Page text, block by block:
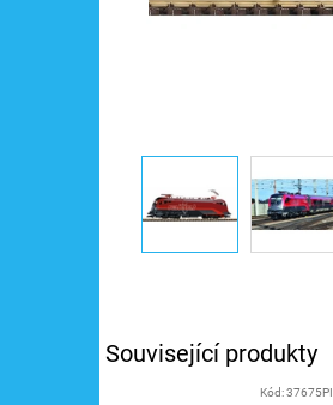
Související produkty
Kód:37675PI